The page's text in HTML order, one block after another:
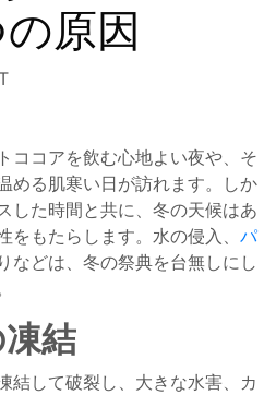
原因
ココアを飲む心地よい夜や、そ
める肌寒い日が訪れます。しか
した時間と共に、冬の天候はあ
をもたらします。水の侵入、 パ
などは、冬の祭典を台無しにし
結
結して破裂し、大きな水害、カ